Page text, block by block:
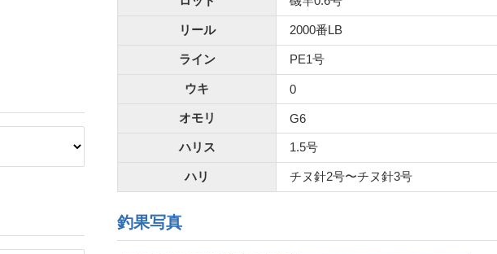
リール 2000番LB
ライン PE1号
ウキ 0
オモリ G6
ハリス 1.5号
ハリ チヌ針2号〜チヌ針3号
釣果写真